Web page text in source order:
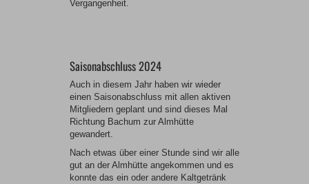
Vergangenheit.
Saisonabschluss 2024
Auch in diesem Jahr haben wir wieder
einen Saisonabschluss mit allen aktiven
Mitgliedern geplant und sind dieses Mal
Richtung Bachum zur Almhütte
gewandert.
Nach etwas über einer Stunde sind wir alle
gut an der Almhütte angekommen und es
konnte das ein oder andere Kaltgetränk